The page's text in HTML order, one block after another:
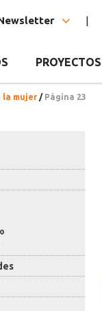
PROYECTOS
la mujer / Página 23